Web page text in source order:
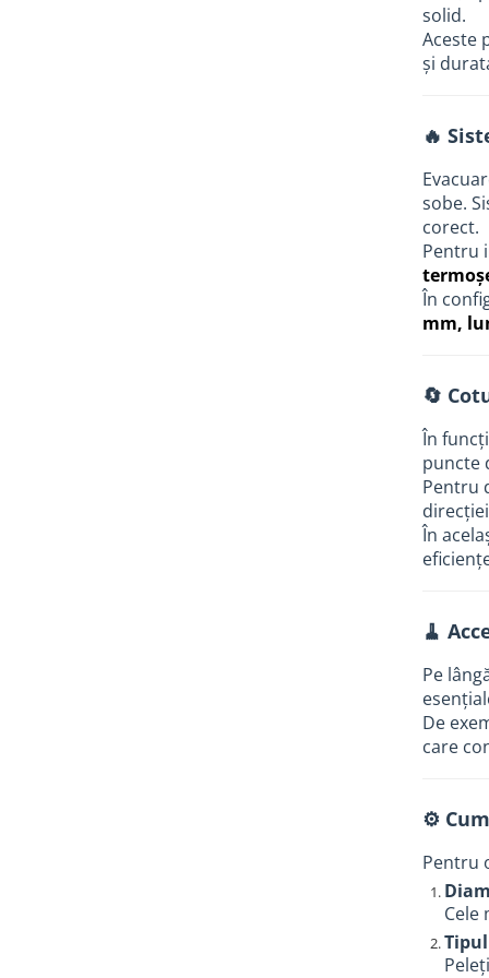
solid.
Aceste
și
🔥
sobe.
corect.
Pentru
În
mm,
🔄
În
puncte
Pentru
În
🧹
Pe
De
care
⚙️
Pentru
Cele